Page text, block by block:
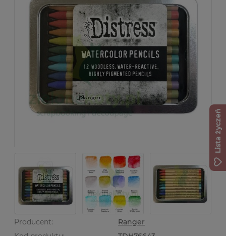
Producent:
Ranger
Lista życzeń